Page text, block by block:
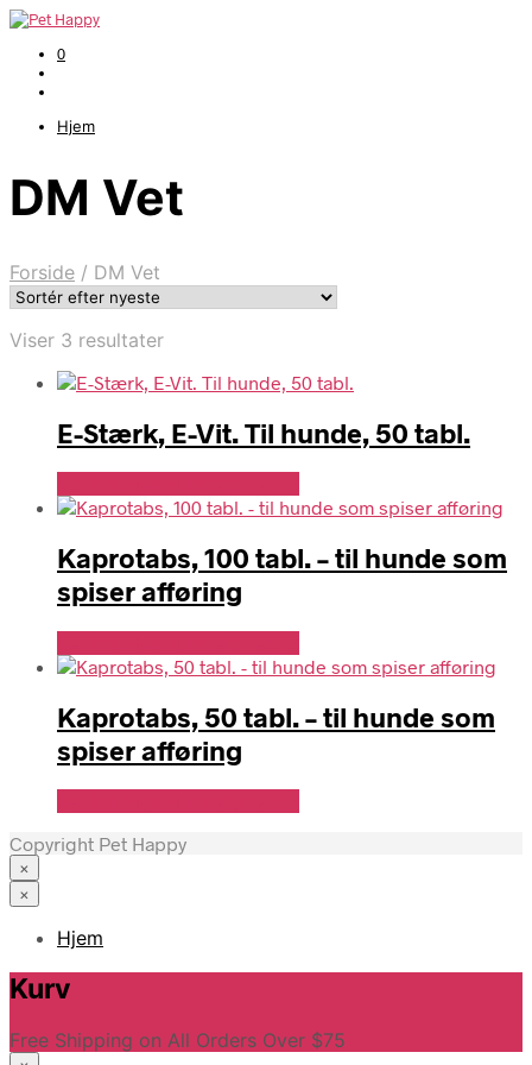
0
Hjem
DM Vet
Forside / DM Vet
Viser 3 resultaterSorteret
seneste
E-Stærk, E-Vit. Til hunde, 50 tabl.
Kaprotabs, 100 tabl. – til hunde som
spiser afføring
Kaprotabs, 50 tabl. – til hunde som
spiser afføring
Copyright Pet Happy
×
×
Hjem
Kurv
Free Shipping on All Orders Over $75